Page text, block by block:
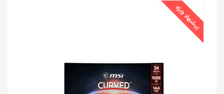
پیشنهاد ویژه